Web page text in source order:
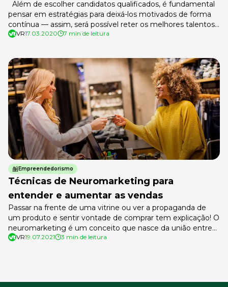
Além de escolher candidatos qualificados, é fundamental
pensar em estratégias para deixá-los motivados de forma
contínua — assim, será possível reter os melhores talentos
por mais tempo em sua empresa, concorda? Nesse
negócio. Pensando nisso, preparamos […]
VR17.03.2020 7 min de leitura
Empreendedorismo
Técnicas de Neuromarketing para
entender e aumentar as vendas
Passar na frente de uma vitrine ou ver a propaganda de
um produto e sentir vontade de comprar tem explicação! O
neuromarketing é um conceito que nasce da união entre
neurologia e marketing com o objetivo de entender como
VR19.07.2021 3 min de leitura